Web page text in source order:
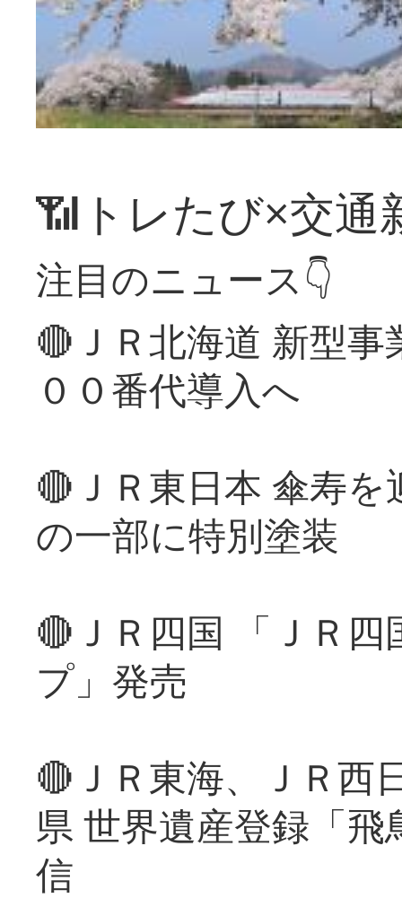
📶トレたび×交通
注目のニュース👇
🔴ＪＲ北海道 新型
００番代導入へ
🔴ＪＲ東日本 傘寿
の一部に特別塗装
🔴ＪＲ四国 「ＪＲ
プ」発売
🔴ＪＲ東海、ＪＲ西
県 世界遺産登録「
信